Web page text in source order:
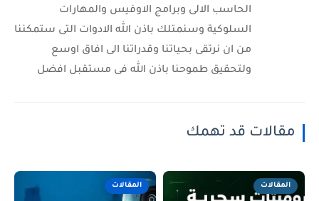
الحاسب الالى وبرامج الاوفيس والمهارات
السلوكية وسنمتلك باذن الله الادوات التى ستمكننا
من ان نرتقى بحياتنا وقدراتنا الى افاق اوسع
ولتحقيق طموحنا باذن الله فى مستقبل افضل
مقالات قد تهمك
المقالات المقالات